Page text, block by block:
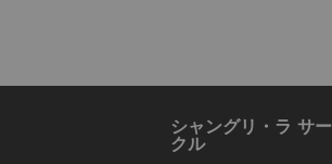
シャングリ・ラ サー
クル